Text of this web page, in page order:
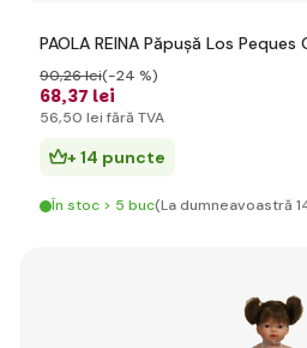
PAOLA REINA Păpușă Los
68,37 lei
90,26 lei(-24 %)
56,50 lei fără TVA
+ 14 puncte
În stoc > 5 buc(La dumneavoastră